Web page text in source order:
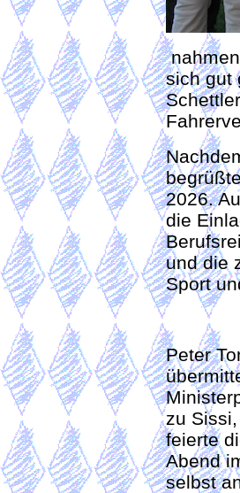
sich gut
2026.
die
und die
Sport
Peter
zu
feierte
Abend
selbst